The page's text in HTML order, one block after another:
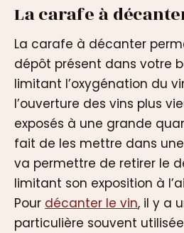
La carafe à
La carafe à décanter
dépôt présent dans votre
limitant l’oxygénation du
l’ouverture des vins plus
exposés à une grande
fait de les mettre dans
va permettre de retirer le
limitant son exposition à
Pour décanter le vin, il y a
particulière souvent